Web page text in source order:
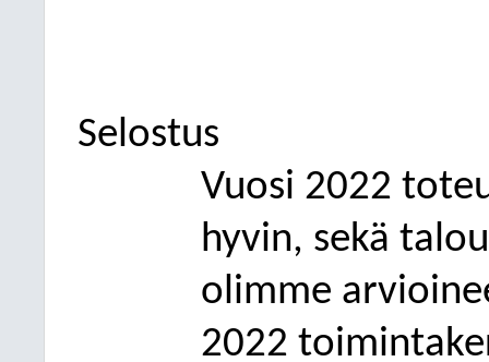
Selostus
Vuosi 2022
hyvin, sekä
olimme
2022